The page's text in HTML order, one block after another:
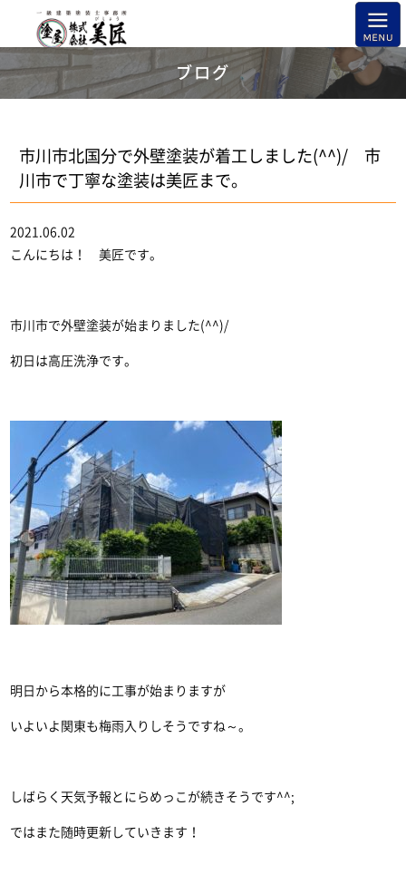
ブログ
市川市北国分で外壁塗装が着工しました(^^)/ 市
川市で丁寧な塗装は美匠まで。
2021.06.02
こんにちは！ 美匠です。
市川市で外壁塗装が始まりました(^^)/
初日は高圧洗浄です。
明日から本格的に工事が始まりますが
いよいよ関東も梅雨入りしそうですね～。
しばらく天気予報とにらめっこが続きそうです^^;
ではまた随時更新していきます！